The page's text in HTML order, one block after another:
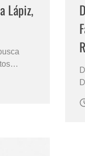
Lápiz,